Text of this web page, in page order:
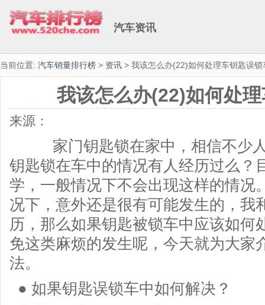
汽车资讯
当前位置: 汽车销量排行榜 > 资讯 > 我该怎么办(22)如何处理车钥匙误锁
我该怎么办(22)如何处
来源：
家门钥匙锁在家中，相信不少人
钥匙锁在车中的情况有人经历过么？
学，一般情况下不会出现这样的情况
况下，意外还是很有可能发生的，我
历，那么如果钥匙被锁车中应该如何
免这类麻烦的发生呢，今天就为大家
法。
● 如果钥匙误锁车中如何解决？